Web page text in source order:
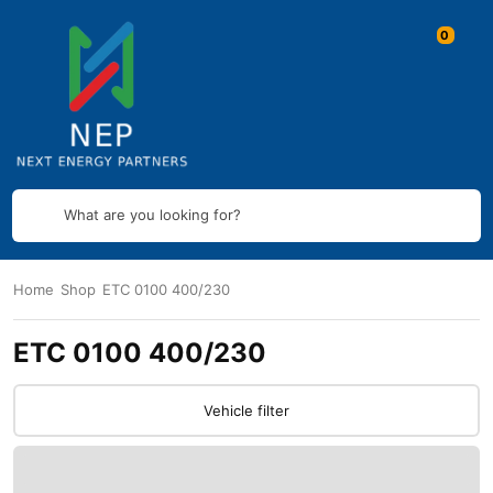
What are you looking for?
Home Shop ETC 0100 400/230
ETC 0100 400/230
Vehicle filter